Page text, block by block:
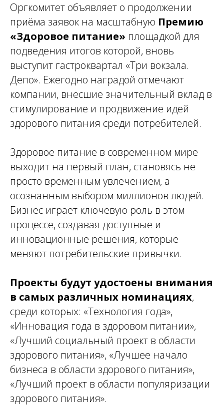
Оргкомитет объявляет о продолжении
приёма заявок на масштабную Премию
«Здоровое питание» площадкой для
подведения итогов которой, вновь
выступит гастроквартал «Три вокзала.
Депо». Ежегодно наградой отмечают
компании, внесшие значительный вклад в
стимулирование и продвижение идей
здорового питания среди потребителей.
Здоровое питание в современном мире
выходит на первый план, становясь не
просто временным увлечением, а
осознанным выбором миллионов людей.
Бизнес играет ключевую роль в этом
процессе, создавая доступные и
инновационные решения, которые
меняют потребительские привычки.
Проекты будут удостоены внимания
в самых различных номинациях,
среди которых: «Технология года»,
«Инновация года в здоровом питании»,
«Лучший социальный проект в области
здорового питания», «Лучшее начало
бизнеса в области здорового питания»,
«Лучший проект в области популяризации
здорового питания».